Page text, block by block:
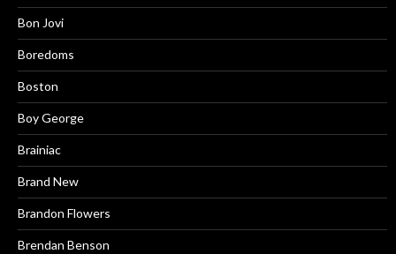
Bon Jovi
Boredoms
Boston
Boy George
Brainiac
Brand New
Brandon Flowers
Brendan Benson